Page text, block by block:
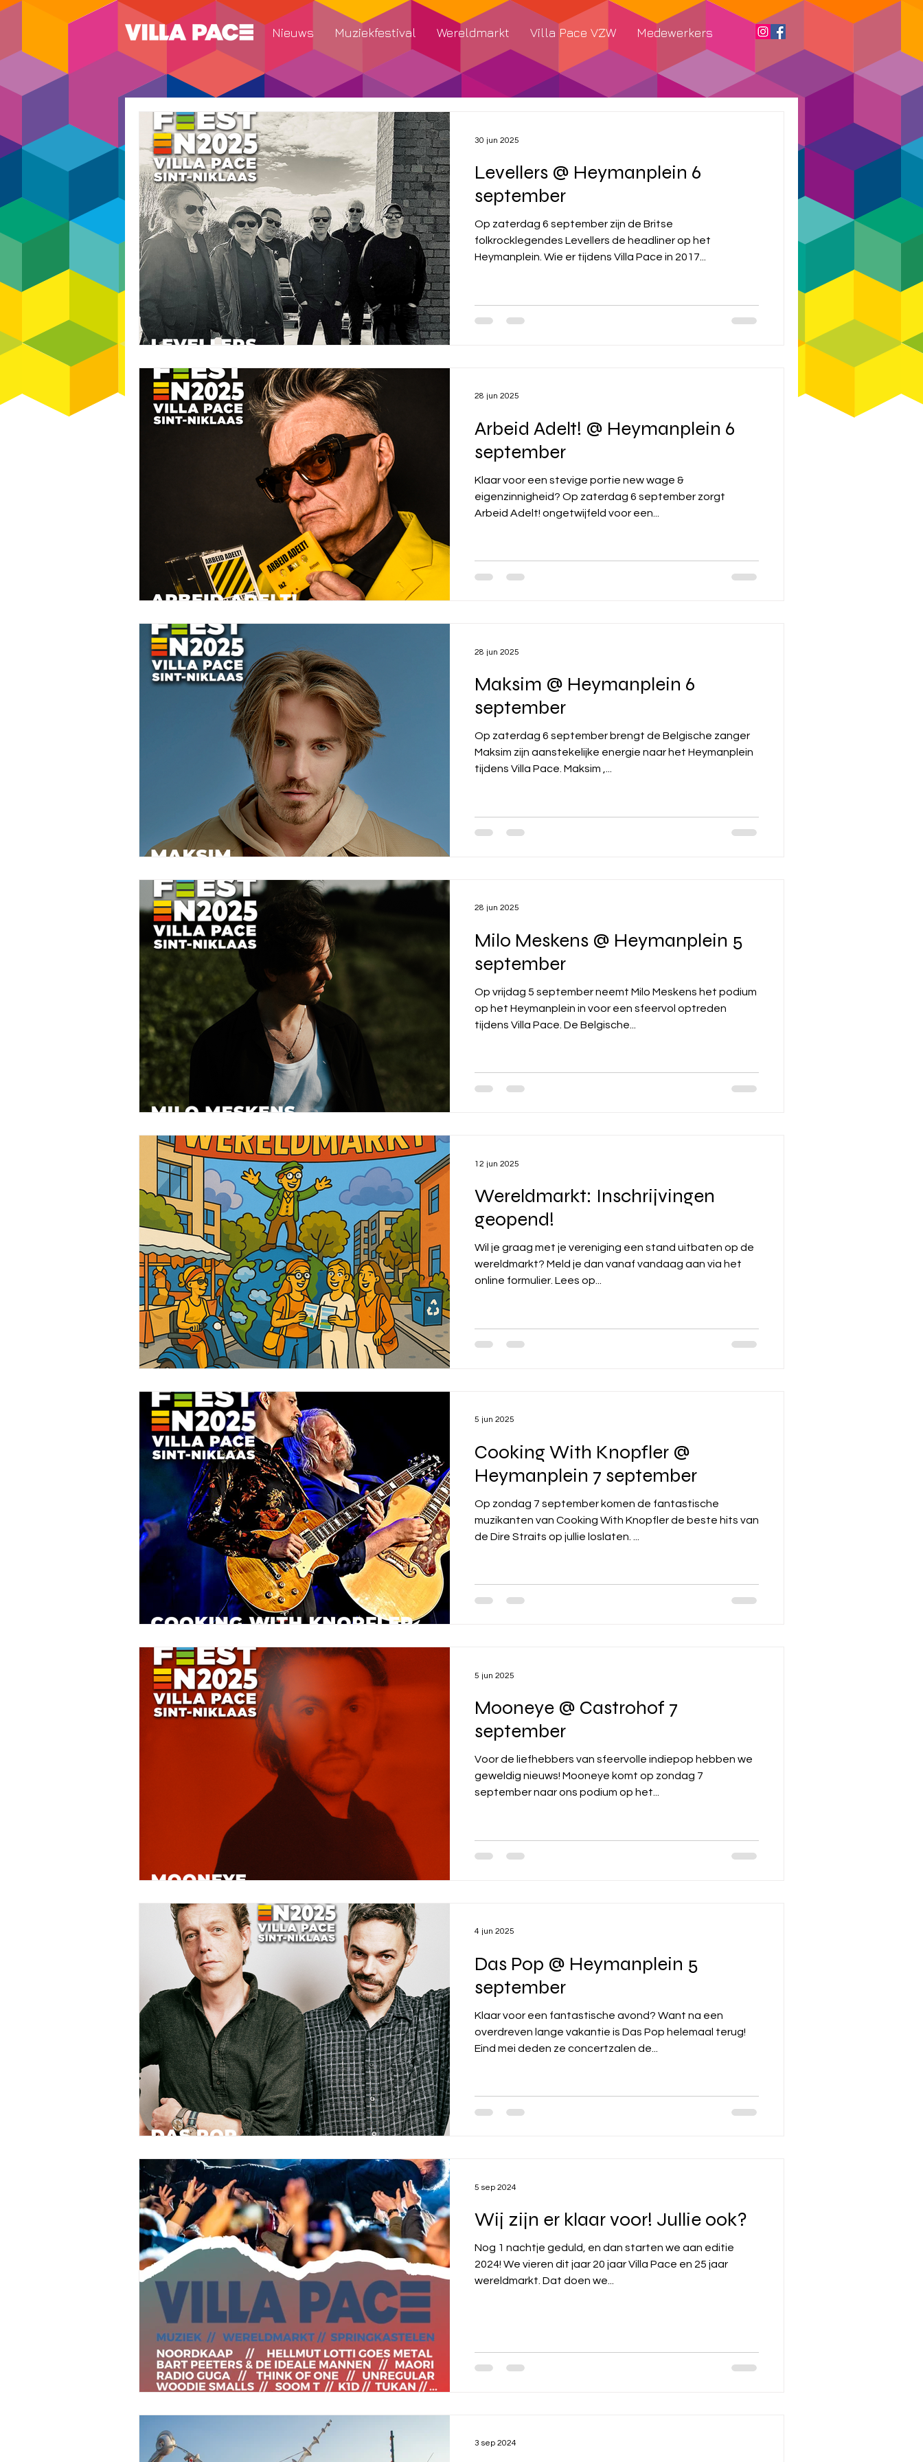
Nieuws Muziekfestival Wereldmarkt Villa Pace VZW Medewerkers
Levellers @ Heymanplein 6
september
Op zaterdag 6 september zijn de Britse
folkrocklegendes Levellers de headliner op het
Heymanplein. Wie er tijdens Villa Pace in 2017...
30 jun 2025
Arbeid Adelt! @ Heymanplein 6
september
Klaar voor een stevige portie new wage &
eigenzinnigheid? Op zaterdag 6 september zorgt
Arbeid Adelt! ongetwijfeld voor een...
28 jun 2025
Maksim @ Heymanplein 6
september
Op zaterdag 6 september brengt de Belgische zanger
Maksim zijn aanstekelijke energie naar het Heymanplein
tijdens Villa Pace. Maksim ,...
28 jun 2025
Milo Meskens @ Heymanplein 5
september
Op vrijdag 5 september neemt Milo Meskens het podium
op het Heymanplein in voor een sfeervol optreden
tijdens Villa Pace. De Belgische...
28 jun 2025
Wereldmarkt: Inschrijvingen
geopend!
Wil je graag met je vereniging een stand uitbaten op de
wereldmarkt? Meld je dan vanaf vandaag aan via het
online formulier. Lees op...
12 jun 2025
Cooking With Knopfler @
Heymanplein 7 september
Op zondag 7 september komen de fantastische
muzikanten van Cooking With Knopfler de beste hits van
de Dire Straits op jullie loslaten. ...
5 jun 2025
Mooneye @ Castrohof 7
september
Voor de liefhebbers van sfeervolle indiepop hebben we
geweldig nieuws! Mooneye komt op zondag 7
september naar ons podium op het...
5 jun 2025
Das Pop @ Heymanplein 5
september
Klaar voor een fantastische avond? Want na een
overdreven lange vakantie is Das Pop helemaal terug!
Eind mei deden ze concertzalen de...
4 jun 2025
Wij zijn er klaar voor! Jullie ook?
Nog 1 nachtje geduld, en dan starten we aan editie
2024! We vieren dit jaar 20 jaar Villa Pace en 25 jaar
wereldmarkt. Dat doen we...
5 sep 2024
3 sep 2024